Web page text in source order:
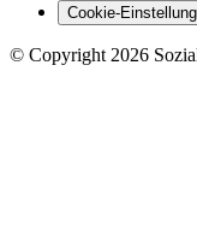
Cookie-
© Copyright 2026